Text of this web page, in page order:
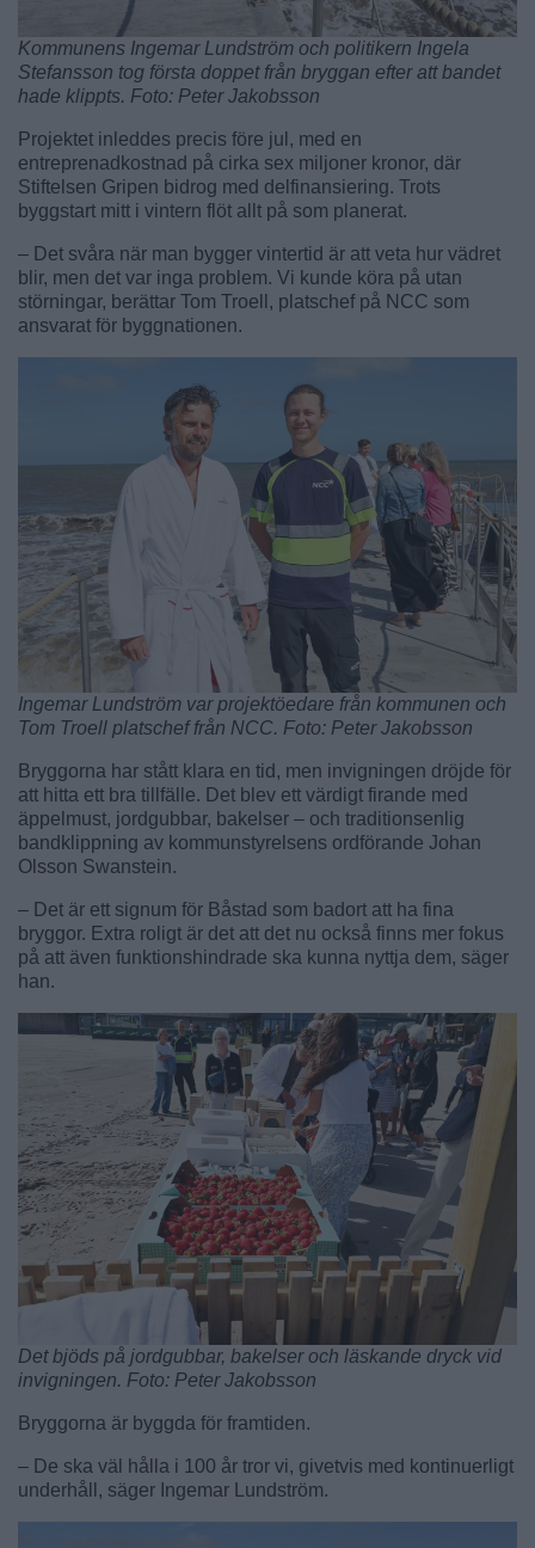
Kommunens Ingemar Lundström och politikern Ingela
Stefansson tog första doppet från bryggan efter att bandet
hade klippts. Foto: Peter Jakobsson
Projektet inleddes precis före jul, med en
entreprenadkostnad på cirka sex miljoner kronor, där
Stiftelsen Gripen bidrog med delfinansiering. Trots
byggstart mitt i vintern flöt allt på som planerat.
– Det svåra när man bygger vintertid är att veta hur vädret
blir, men det var inga problem. Vi kunde köra på utan
störningar, berättar Tom Troell, platschef på NCC som
ansvarat för byggnationen.
Ingemar Lundström var projektöedare från kommunen och
Tom Troell platschef från NCC. Foto: Peter Jakobsson
Bryggorna har stått klara en tid, men invigningen dröjde för
att hitta ett bra tillfälle. Det blev ett värdigt firande med
äppelmust, jordgubbar, bakelser – och traditionsenlig
bandklippning av kommunstyrelsens ordförande Johan
Olsson Swanstein.
– Det är ett signum för Båstad som badort att ha fina
bryggor. Extra roligt är det att det nu också finns mer fokus
på att även funktionshindrade ska kunna nyttja dem, säger
han.
Det bjöds på jordgubbar, bakelser och läskande dryck vid
invigningen. Foto: Peter Jakobsson
Bryggorna är byggda för framtiden.
– De ska väl hålla i 100 år tror vi, givetvis med kontinuerligt
underhåll, säger Ingemar Lundström.